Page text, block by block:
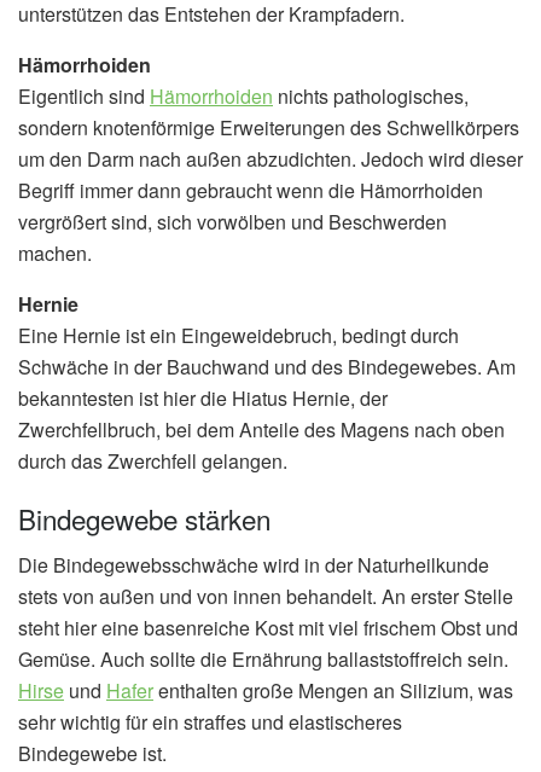
unterstützen das Entstehen der Krampfadern.
Hämorrhoiden
Eigentlich sind Hämorrhoiden nichts pathologisches,
sondern knotenförmige Erweiterungen des Schwellkörpers
um den Darm nach außen abzudichten. Jedoch wird dieser
Begriff immer dann gebraucht wenn die Hämorrhoiden
vergrößert sind, sich vorwölben und Beschwerden
machen.
Hernie
Eine Hernie ist ein Eingeweidebruch, bedingt durch
Schwäche in der Bauchwand und des Bindegewebes. Am
bekanntesten ist hier die Hiatus Hernie, der
Zwerchfellbruch, bei dem Anteile des Magens nach oben
durch das Zwerchfell gelangen.
Bindegewebe stärken
Die Bindegewebsschwäche wird in der Naturheilkunde
stets von außen und von innen behandelt. An erster Stelle
steht hier eine basenreiche Kost mit viel frischem Obst und
Gemüse. Auch sollte die Ernährung ballaststoffreich sein.
Hirse und Haferenthalten große Mengen an Silizium, was
sehr wichtig für ein straffes und elastischeres
Bindegewebe ist.